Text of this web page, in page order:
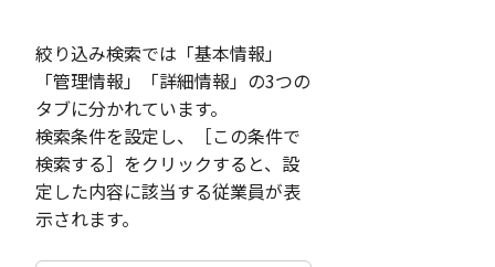
絞り込み検索では「基本情報」
「管理情報」「詳細情報」の3つの
タブに分かれています。
検索条件を設定し、［この条件で
検索する］をクリックすると、設
定した内容に該当する従業員が表
示されます。